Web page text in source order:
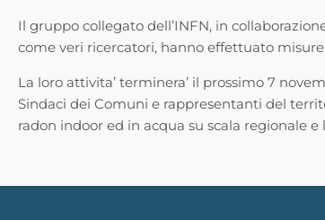
Il gruppo collegato dell’INFN, in
come veri ricercatori, hanno effettuato
La loro attivita’ terminera’ il prossimo 7
Sindaci dei Comuni e rappresentanti del
radon indoor ed in acqua su scala regionale e